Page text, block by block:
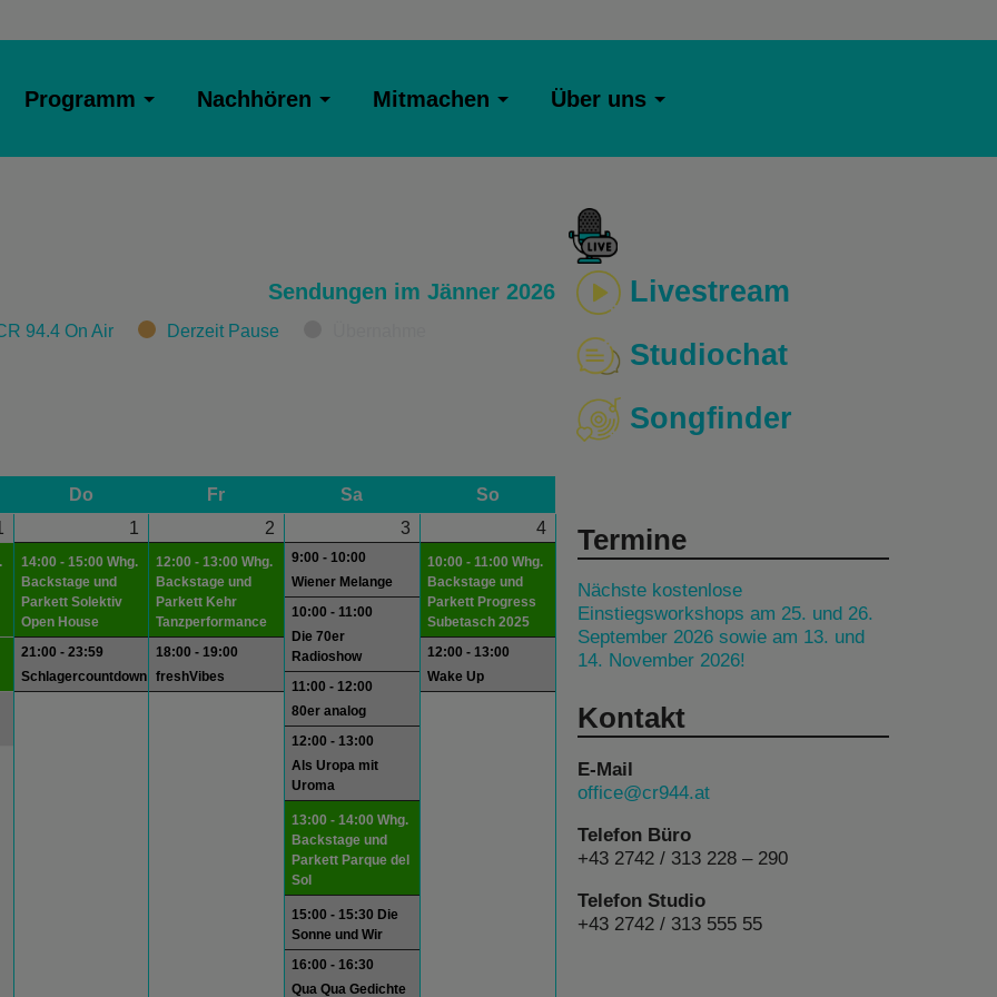
Programm Nachhören Mitmachen Über uns
Sendungen im Jänner 2026
94.4 On Air Derzeit Pause
Do Fr Sa
So
1
14:00 - 15:00 Whg.
Backstage und
Parkett Solektiv
Open House
21:00 - 23:59
Schlagercountdown
2
12:00 - 13:00 Whg.
Backstage und
Parkett Kehr
Tanzperformance
18:00 - 19:00
freshVibes
3
9:00 - 10:00
Wiener Melange
10:00 - 11:00
Die 70er
Radioshow
11:00 - 12:00
80er analog
12:00 - 13:00
Als Uropa mit
Uroma
13:00 - 14:00 Whg.
Backstage und
Parkett Parque del
Sol
15:00 - 15:30 Die
Sonne und Wir
16:00 - 16:30
Qua Qua Gedichte
4
10:00 - 11:00 Whg.
Backstage und
Parkett Progress
Subetasch 2025
12:00 - 13:00
Wake Up
Livestream
Studiochat
Songfinder
Termine
Nächste kostenlose
Einstiegsworkshops am 25. und 26.
September 2026 sowie am 13. und
14. November 2026!
Kontakt
E-Mail
office@cr944.at
Telefon Büro
+43 2742 / 313 228 – 290
Telefon Studio
+43 2742 / 313 555 55